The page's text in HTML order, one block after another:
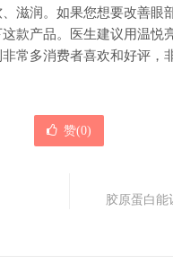
滋润。如果您想要改善眼
款产品。医生建议用温悦
常多消费者喜欢和好评，
赞(0)
胶原蛋白能